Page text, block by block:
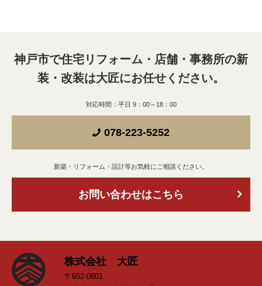
神戸市で住宅リフォーム・店舗・事務所の新
装・改装は大匠にお任せください。
対応時間：平日 9：00～18：00
078-223-5252
新築・リフォーム・設計等お気軽にご相談ください。
お問い合わせはこちら
株式会社 大匠
〒652-0801